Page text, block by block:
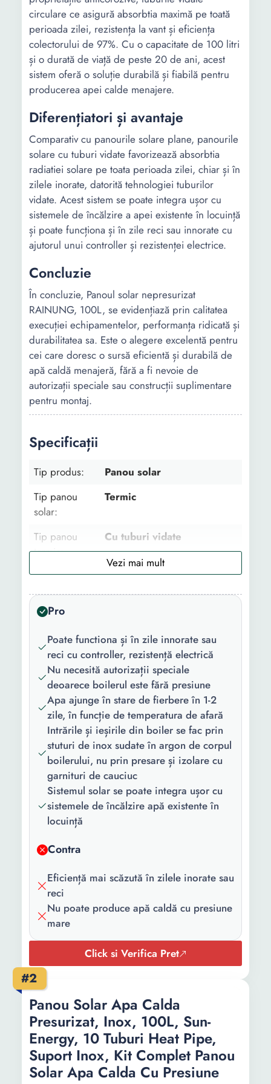
circulare ce asigură absorbtia maximă pe toată
perioada zilei, rezistența la vant și eficiența
colectorului de 97%. Cu o capacitate de 100 litri
și o durată de viață de peste 20 de ani, acest
sistem oferă o soluție durabilă și fiabilă pentru
producerea apei calde menajere.
Diferențiatori și avantaje
Comparativ cu panourile solare plane, panourile
solare cu tuburi vidate favorizează absorbtia
radiatiei solare pe toata perioada zilei, chiar și în
zilele inorate, datorită tehnologiei tuburilor
vidate. Acest sistem se poate integra ușor cu
sistemele de încălzire a apei existente în locuință
și poate funcționa și în zile reci sau innorate cu
ajutorul unui controller și rezistenței electrice.
Concluzie
În concluzie, Panoul solar nepresurizat
RAINUNG, 100L, se evidențiază prin calitatea
execuției echipamentelor, performanța ridicată și
durabilitatea sa. Este o alegere excelentă pentru
cei care doresc o sursă eficientă și durabilă de
apă caldă menajeră, fără a fi nevoie de
autorizații speciale sau construcții suplimentare
pentru montaj.
Specificații
Tip produs:
Panou solar
Tip panou
solar:
Termic
Tip panou
termic:
Cu tuburi vidate
Structura:
Cu rezervor
cheie:
Tuburi vidate circulare
(asigura absorbtia maxima
pe toata perioada zilei)
Racord apa rece/calda din
inox cu filet ½ Permite
golirea integrala fara
demontare Durata de viata
de peste 20 de ani
Garantie 2 ani Rezistenta
la vant
Continut
pachet:
Suport pentru boiler si
AL-N/AL, diametru 58 mm,
mm.protectoare 10
boiler
Putere maxima: 0 W
Temperatura
maxima:
Numar tuburi:
10
Capacitate
lichid:
100 l
Pro
Poate functiona și în zile innorate sau
reci cu controller, rezistență electrică
Nu necesită autorizații speciale
deoarece boilerul este fără presiune
Apa ajunge în stare de fierbere în 1-2
zile, în funcție de temperatura de afară
Intrările și ieșirile din boiler se fac prin
stuturi de inox sudate în argon de corpul
boilerului, nu prin presare și izolare cu
garnituri de cauciuc
Sistemul solar se poate integra ușor cu
sistemele de încălzire apă existente în
locuință
Contra
Eficiență mai scăzută în zilele inorate sau
reci
Nu poate produce apă caldă cu presiune
mare
Click si Verifica Pret
#2
Panou Solar Apa Calda
Presurizat, Inox, 100L, Sun-
Energy, 10 Tuburi Heat Pipe,
Suport Inox, Kit Complet Panou
Solar Apa Calda Cu Presiune